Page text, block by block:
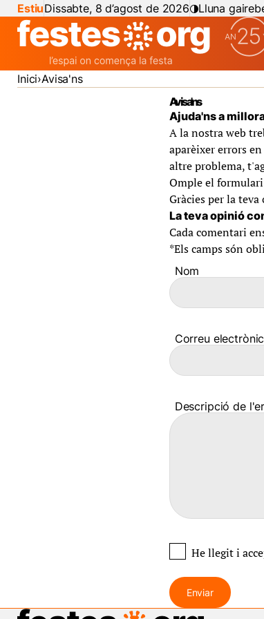
EstiuDissabte, 8 d’agost de 2026 Lluna
Inici Avisa'ns
Avisa'ns
Ajuda'ns a
A la nostra web
aparèixer errors
altre problema,
Omple el
Gràcies per la teva
La teva opinió
Cada comentari
*Els camps són
Nom
Correu electrònic
Descripció de
He llegit i
Enviar